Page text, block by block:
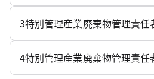
3特別管理産業廃棄物管理責任
4特別管理産業廃棄物管理責任